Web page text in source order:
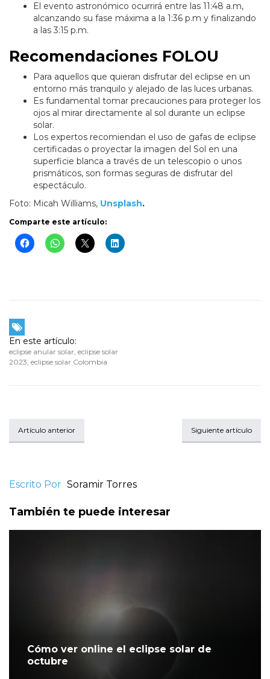
El evento astronómico ocurrirá entre las 11:48 a.m,
alcanzando su fase máxima a la 1:36 p.m y finalizando
a las 3:15 p.m.
Recomendaciones FOLOU
Para aquellos que quieran disfrutar del eclipse en un
entorno más tranquilo y alejado de las luces urbanas.
Es fundamental tomar precauciones para proteger los
ojos al mirar directamente al sol durante un eclipse
solar.
Los expertos recomiendan el uso de gafas de eclipse
certificadas o proyectar la imagen del Sol en una
superficie blanca a través de un telescopio o unos
prismáticos, son formas seguras de disfrutar del
espectáculo.
Foto: Micah Williams, Unsplash.
Comparte este artículo:
En este artículo:
eclipse anular solar, eclipse solar
2023, eclipse solar Colombia
Artículo anterior Siguiente artículo
Escrito Por Soramir Torres
También te puede interesar
Cómo ver online el eclipse solar de
octubre